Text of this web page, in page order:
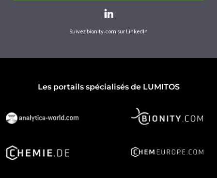
Suivez bionity.com sur LinkedIn
Les portails spécialisés de LUMITOS